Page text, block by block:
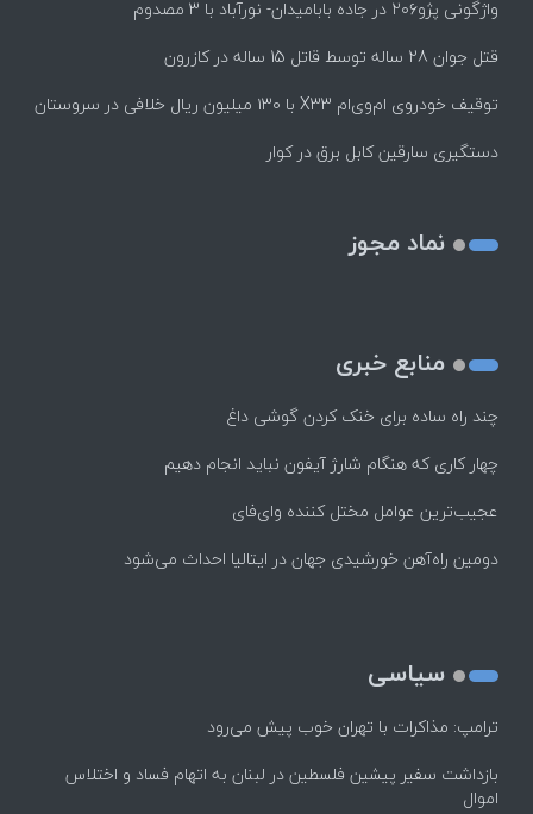
واژگونی پژو۲۰۶ در جاده بابامیدان- نورآباد با ۳ مصدوم
قتل جوان 28 ساله توسط قاتل 15 ساله در کازرون
توقیف خودروی ام‌وی‌ام X33 با ۱۳۰ میلیون ریال خلافی در سروستان
دستگیری سارقین کابل برق در کوار
نماد مجوز
منابع خبری
چند راه‌ ساده برای خنک کردن گوشی داغ
چهار کاری که هنگام شارژ آیفون نباید انجام دهیم
عجیب‌ترین عوامل مختل کننده وای‌فای
دومین راه‌آهن خورشیدی جهان در ایتالیا احداث می‌شود
سیاسی
ترامپ: مذاکرات با تهران خوب پیش می‌رود
بازداشت سفیر پیشین فلسطین در لبنان به اتهام فساد و اختلاس
اموال